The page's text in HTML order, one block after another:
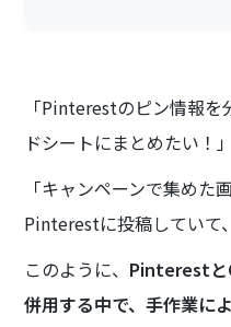
「Pinterestのピン情報
ドシートにまとめたい！」
「キャンペーンで集めた
Pinterestに投稿していて
このように、 Pinterestと
併用する中で、手作業に